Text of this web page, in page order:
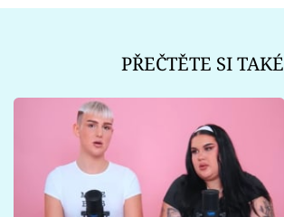
PŘEČTĚTE SI TAKÉ